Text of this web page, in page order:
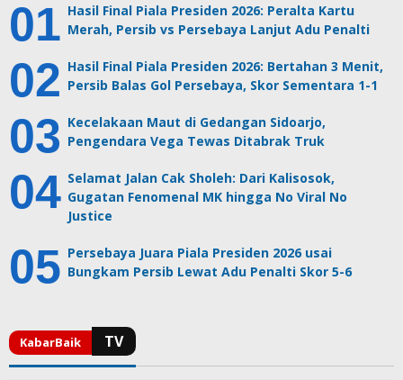
Hasil Final Piala Presiden 2026: Peralta Kartu
Merah, Persib vs Persebaya Lanjut Adu Penalti
Hasil Final Piala Presiden 2026: Bertahan 3 Menit,
Persib Balas Gol Persebaya, Skor Sementara 1-1
Kecelakaan Maut di Gedangan Sidoarjo,
Pengendara Vega Tewas Ditabrak Truk
Selamat Jalan Cak Sholeh: Dari Kalisosok,
Gugatan Fenomenal MK hingga No Viral No
Justice
Persebaya Juara Piala Presiden 2026 usai
Bungkam Persib Lewat Adu Penalti Skor 5-6